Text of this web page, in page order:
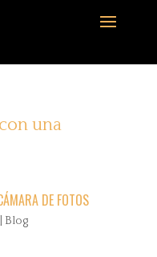
DE FOTOS
Blog